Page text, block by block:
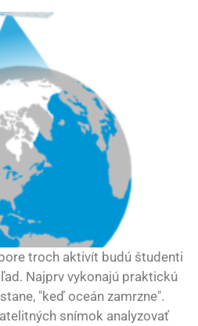
troch aktivít budú študenti
Najprv vykonajú praktickú
"keď oceán zamrzne".
snímok analyzovať